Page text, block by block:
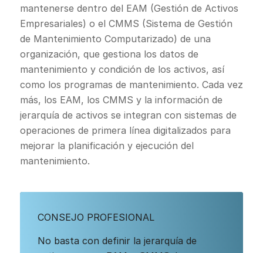
mantenerse dentro del EAM (Gestión de Activos
Empresariales) o el CMMS (Sistema de Gestión
de Mantenimiento Computarizado) de una
organización, que gestiona los datos de
mantenimiento y condición de los activos, así
como los programas de mantenimiento. Cada vez
más, los EAM, los CMMS y la información de
jerarquía de activos se integran con sistemas de
operaciones de primera línea digitalizados para
mejorar la planificación y ejecución del
mantenimiento.
CONSEJO PROFESIONAL
No basta con definir la jerarquía de